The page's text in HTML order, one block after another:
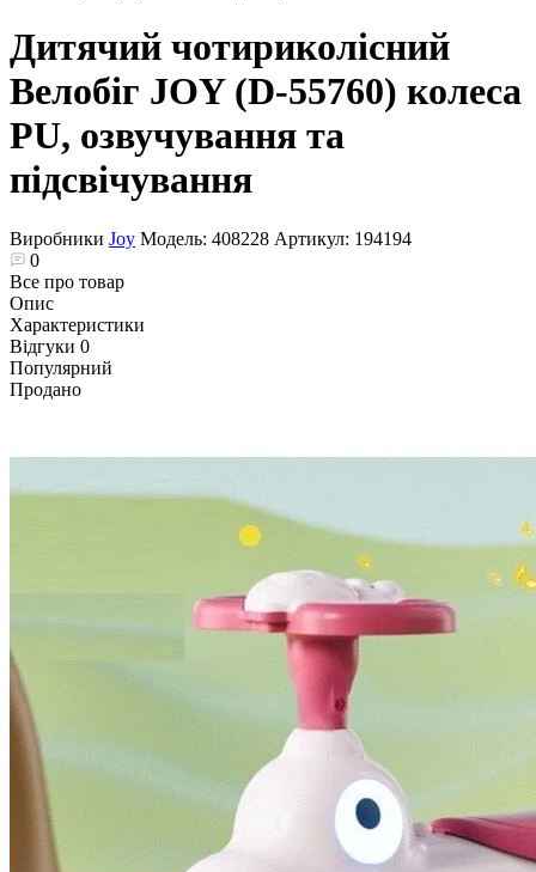
Дитячий чотириколісний
Велобіг JOY (D-55760) колеса
PU, озвучування та
підсвічування
Виробники Joy Модель: 408228 Артикул: 194194
0
Все про товар
Опис
Характеристики
Відгуки 0
Популярний
Продано